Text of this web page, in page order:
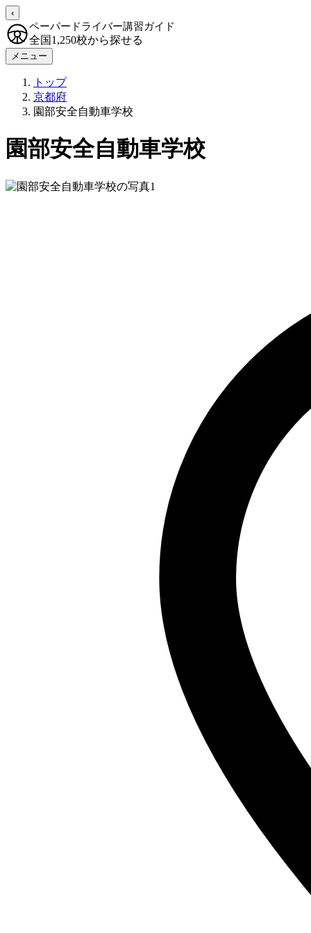
‹
ペーパードライバー講習ガイド
全国1,250校から探せる
メニュー
トップ
京都府
園部安全自動車学校
園部安全自動車学校